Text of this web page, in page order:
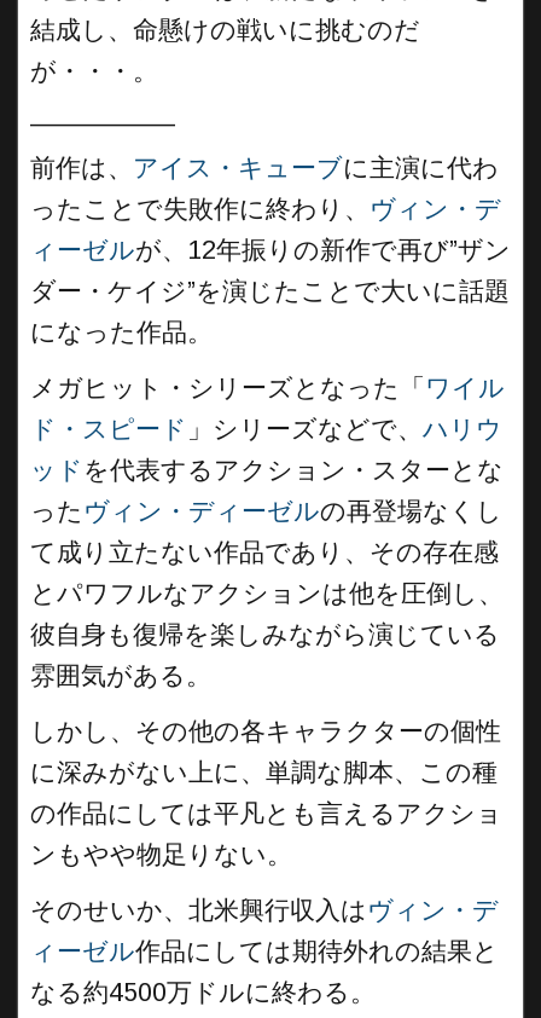
結成し、命懸けの戦いに挑むのだ
が・・・。
前作は、 アイス・キューブに主演に代わ
ったことで失敗作に終わり、 ヴィン・デ
ィーゼルが、12年振りの新作で再び”ザン
ダー・ケイジ”を演じたことで大いに話題
になった作品。
メガヒット・シリーズとなった「 ワイル
ド・スピード 」シリーズなどで、 ハリウ
ッド を代表するアクション・スターとな
った ヴィン・ディーゼルの再登場なくし
て成り立たない作品であり、その存在感
とパワフルなアクションは他を圧倒し、
彼自身も復帰を楽しみながら演じている
雰囲気がある。
しかし、その他の各キャラクターの個性
に深みがない上に、単調な脚本、この種
の作品にしては平凡とも言えるアクショ
ンもやや物足りない。
そのせいか、北米興行収入はヴィン・デ
ィーゼル作品にしては期待外れの結果と
なる約4500万ドルに終わる。